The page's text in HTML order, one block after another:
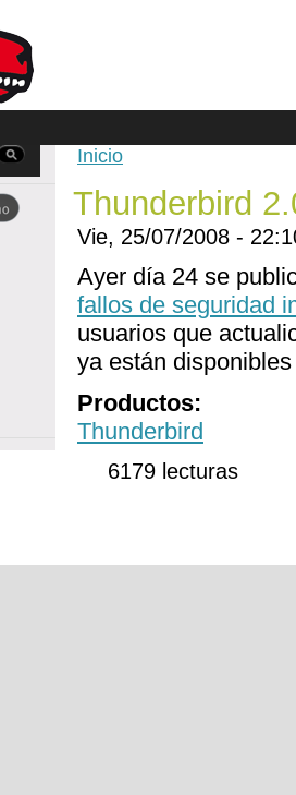
You are here
Inicio
Thunderbird
Vie, 25/07/2008 -
Ayer día 24 se
fallos de seguridad
usuarios que
ya están
Productos:
Thunderbird
6179 lecturas